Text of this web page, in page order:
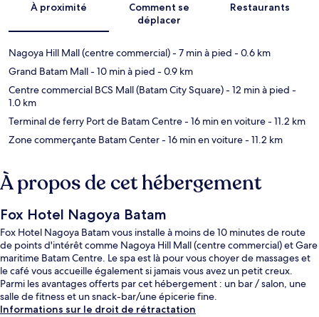
À proximité
Comment se
déplacer
Restaurants
Nagoya Hill Mall (centre commercial)- 7 min à pied - 0.6 km
Grand Batam Mall- 10 min à pied - 0.9 km
Centre commercial BCS Mall (Batam City Square)- 12 min à pied -
1.0 km
Terminal de ferry Port de Batam Centre- 16 min en voiture- 11.2 km
Zone commerçante Batam Center- 16 min en voiture- 11.2 km
À propos de cet hébergement
Fox Hotel Nagoya Batam
Fox Hotel Nagoya Batam vous installe à moins de 10 minutes de route
de points d'intérêt comme Nagoya Hill Mall (centre commercial) et Gare
maritime Batam Centre. Le spa est là pour vous choyer de massages et
le café vous accueille également si jamais vous avez un petit creux.
Parmi les avantages offerts par cet hébergement : un bar / salon, une
salle de fitness et un snack-bar/une épicerie fine.
Informations sur le droit de rétractation